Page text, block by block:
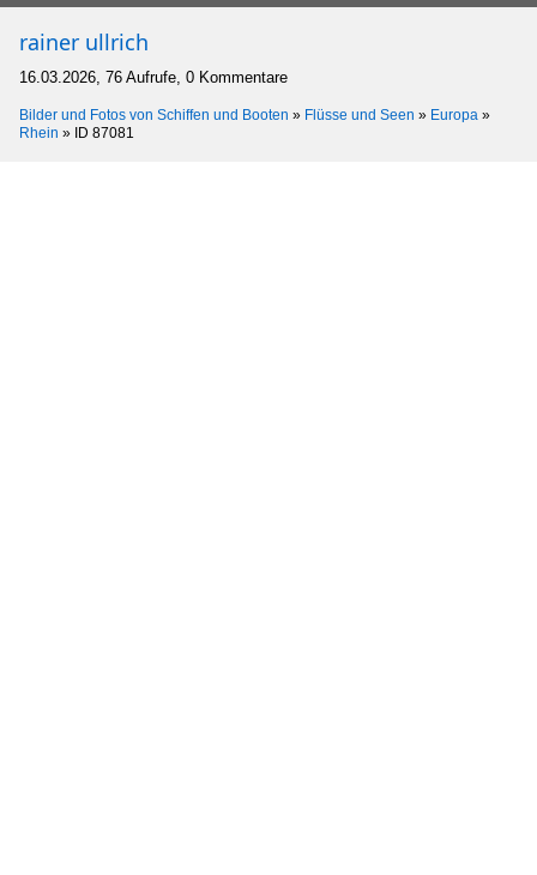
rainer ullrich
16.03.2026, 76 Aufrufe, 0 Kommentare
Bilder und Fotos von Schiffen und Booten » Flüsse und Seen » Europa »
Rhein » ID 87081